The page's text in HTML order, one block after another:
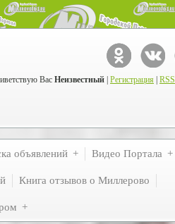
Вас Неизвестный Регистрация RSS
объявлений Видео Портала
Книга отзывов о Миллерово